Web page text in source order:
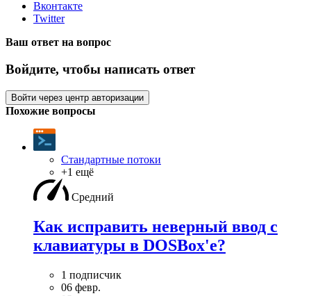
Вконтакте
Twitter
Ваш ответ на вопрос
Войдите, чтобы написать ответ
Войти через центр авторизации
Похожие вопросы
Стандартные потоки
+1 ещё
Средний
Как исправить неверный ввод с
клавиатуры в DOSBox'е?
1 подписчик
06 февр.